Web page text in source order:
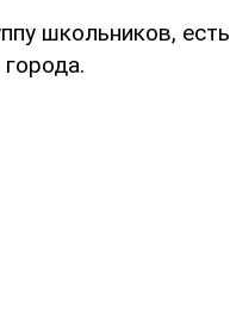
школьников, есть